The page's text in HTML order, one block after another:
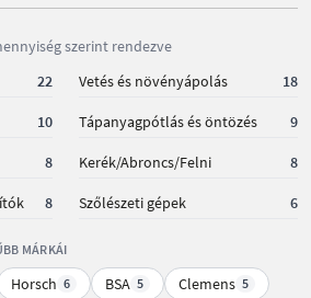
szerint rendezve
22 Vetés és növényápolás 18
10 Tápanyagpótlás és öntözés 9
8 Kerék/Abroncs/Felni 8
8 Szőlészeti gépek 6
MÁRKÁI
Horsch 6 BSA 5 Clemens 5